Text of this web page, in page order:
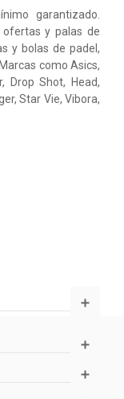
garantizado.
y palas de
y bolas de padel,
como Asics,
Drop Shot, Head,
Star Vie, Vibora,